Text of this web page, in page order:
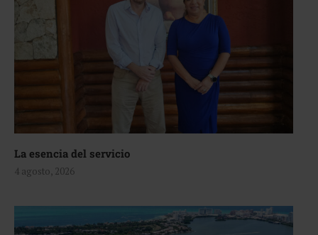
La esencia del servicio
4 agosto, 2026